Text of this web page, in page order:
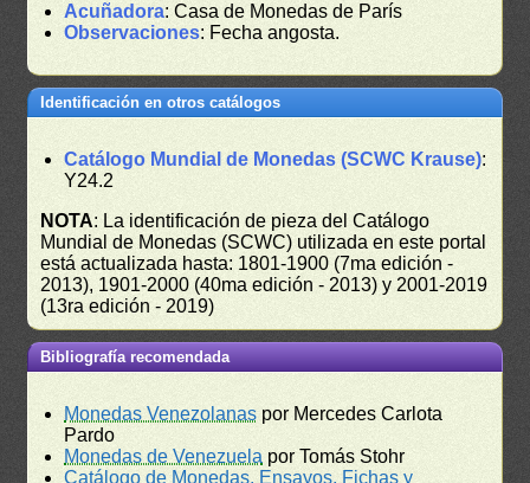
Acuñadora: Casa de Monedas de París
Observaciones: Fecha angosta.
Identificación en otros catálogos
Catálogo Mundial de Monedas (SCWC Krause):
Y24.2
NOTA: La identificación de pieza del Catálogo
Mundial de Monedas (SCWC) utilizada en este portal
está actualizada hasta: 1801-1900 (7ma edición -
2013), 1901-2000 (40ma edición - 2013) y 2001-2019
(13ra edición - 2019)
Bibliografía recomendada
Monedas Venezolanas por Mercedes Carlota
Pardo
Monedas de Venezuela por Tomás Stohr
Catálogo de Monedas, Ensayos, Fichas y